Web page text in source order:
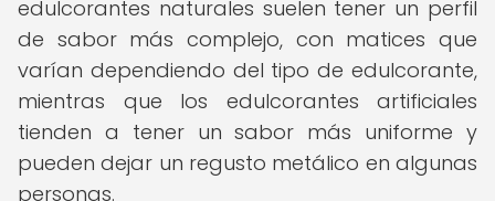
edulcorantes naturales suelen tener un perfil
de sabor más complejo, con matices que
varían dependiendo del tipo de edulcorante,
mientras que los edulcorantes artificiales
tienden a tener un sabor más uniforme y
pueden dejar un regusto metálico en algunas
personas.